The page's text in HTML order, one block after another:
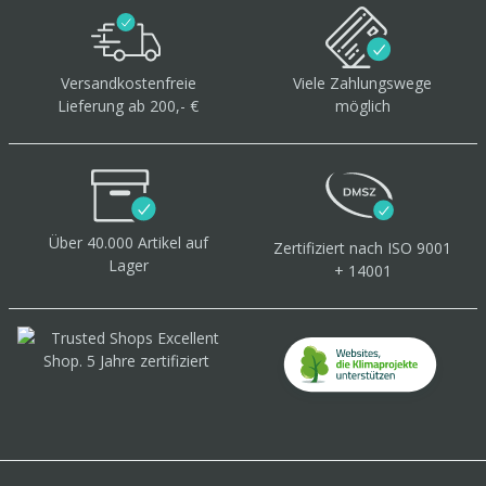
Versandkostenfreie
Lieferung ab 200,- €
Viele Zahlungswege
möglich
Über 40.000 Artikel auf
Lager
Zertifiziert nach ISO 9001
+ 14001